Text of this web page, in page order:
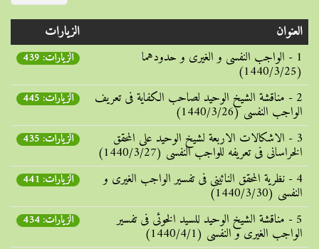
العنوان
الزيارات
1 - الواجب النفسی و الغیری و حدودهما
(1440/3/25)
الزيارات: 439
2 - مناقشة الشیخ الوحید لصاحب الکفایة فی تعریف
الواجب النفسی (1440/3/26)
الزيارات: 445
3 - الاشکالات الاربعة لشیخ الوحید علی المحقق
الخراسانی فی تعریفه للواجب النفسی (1440/3/27)
الزيارات: 435
4 - نظریة المحقق النائینی فی تفسیر الواجب الغیری و
النفسی (1440/3/30)
الزيارات: 441
5 - مناقشة الشیخ الوحید للسید الخوئی فی تفسیر
الواجب الغیری و النفسی (1440/4/1)
الزيارات: 434